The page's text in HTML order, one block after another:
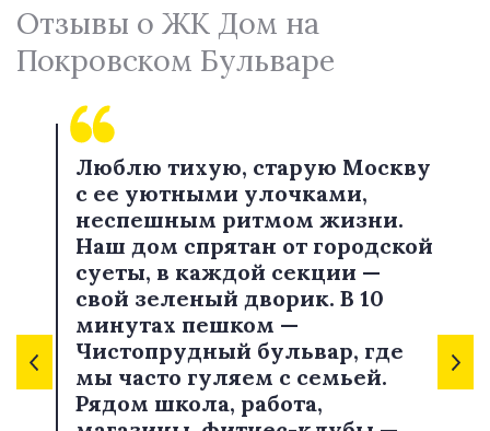
Отзывы о ЖК Дом на
Покровском Бульваре
Люблю тихую, старую Москву
с ее уютными улочками,
неспешным ритмом жизни.
Наш дом спрятан от городской
суеты, в каждой секции —
свой зеленый дворик. В 10
минутах пешком —
Чистопрудный бульвар, где
мы часто гуляем с семьей.
Рядом школа, работа,